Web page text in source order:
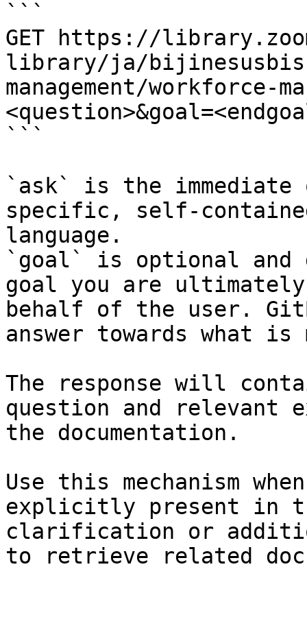
```
GET https://
library/ja/
management/workforce-
```
`ask` is the
specific, self-
language.
`goal` is optional and
goal you are
behalf of the user.
answer towards what
The response will
question and relevant
the documentation.
Use this mechanism
explicitly present in
clarification or